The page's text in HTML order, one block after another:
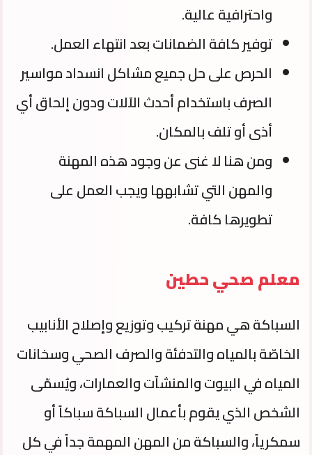
واحترافية عالية.
توفير كافة الضمانات بعد انتهاء العمل.
الحرص على حل جميع مشاكل انسداد مواسير
الصرف باستخدام أحدث الآلات ودون إلحاق أي
أذى أو تلف بالمكان.
ومن هنا لا غنى عن وجود هذه المهنة
والمهن التي تشابهها ويجب العمل على
تطويرها كافة.
معلم صحي حطين
السباكة هي مهنة تركيب وتوزيع وإصلاح الأنابيب
الخاصّة بالمياه والتدفئة والصرف الصحي وسخانات
المياه في البيوت والمنشآت والعمارات، ويُسمّى
الشخص الذي يقوم بأعمال السباكة سباكاً أو
سمكرياً، والسباكة من المهن المهمة جداً في كل